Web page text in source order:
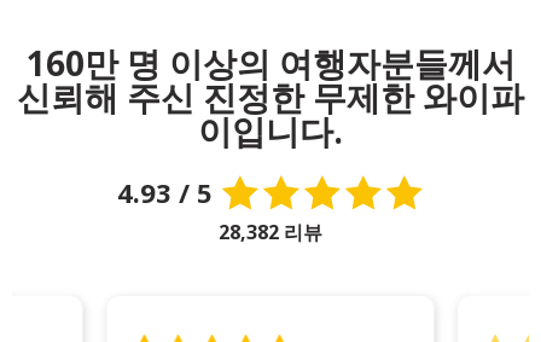
160만 명 이상의 여행자분들께서
신뢰해 주신 진정한 무제한 와이파
이입니다.
4.93 / 5
28,382 리뷰